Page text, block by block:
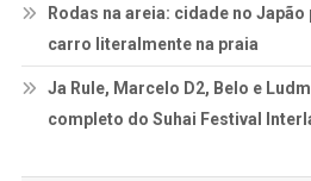
Rodas na areia: cidade no
carro literalmente na praia
Ja Rule, Marcelo D2, Belo e
completo do Suhai Festival